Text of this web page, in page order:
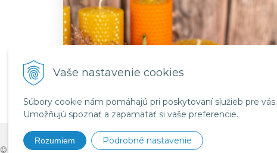
Vaše nastavenie cookies
Súbory cookie nám pomáhajú pri poskytovaní služieb pre vás.
Umožňujú spoznať a zapamätať si vaše preferencie.
Rozumiem Podrobné nastavenie
© 2026 vcelivosk •NextShop&e-shop Pohoda Connector